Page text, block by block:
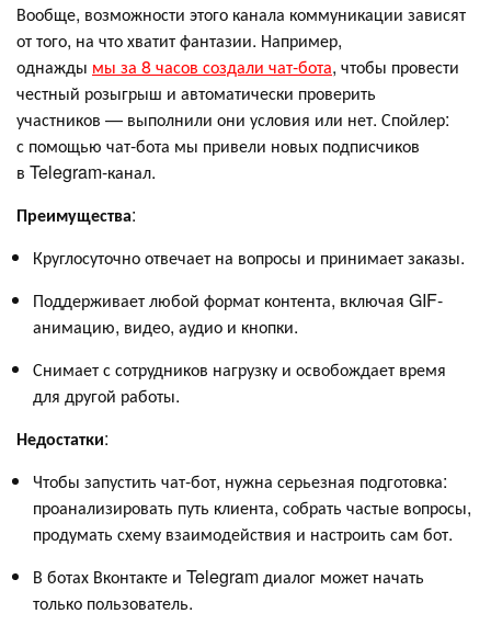
Вообще, возможности этого канала коммуникации зависят
от того, на что хватит фантазии. Например,
однажды мы за 8 часов создали чат-бота, чтобы провести
честный розыгрыш и автоматически проверить
участников — выполнили они условия или нет. Спойлер:
с помощью чат-бота мы привели новых подписчиков
в Telegram-канал.
Преимущества:
Круглосуточно отвечает на вопросы и принимает заказы.
Поддерживает любой формат контента, включая GIF-
анимацию, видео, аудио и кнопки.
Снимает с сотрудников нагрузку и освобождает время
для другой работы.
Недостатки:
Чтобы запустить чат-бот, нужна серьезная подготовка:
проанализировать путь клиента, собрать частые вопросы,
продумать схему взаимодействия и настроить сам бот.
В ботах Вконтакте и Telegram диалог может начать
только пользователь.